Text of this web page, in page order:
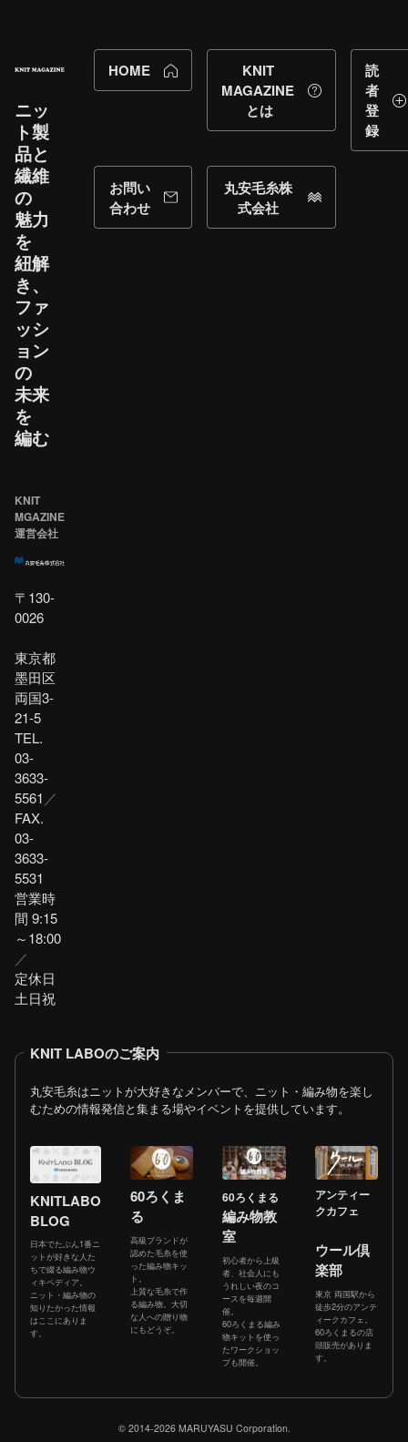
ニッ
ト製
品と​
繊維
の​
魅力
を​
紐解
き、​
ファ
ッシ
ョン
の​
未来
を​
編む
HOME
KNIT
MAGAZINE
とは
読
者
登
録
お問い
合わせ
丸安毛糸株
式会社
KNIT
MGAZINE
運営会社
〒130-
0026
東京都
墨田区
両国3-
21-5
TEL.
03-
3633-
5561 ／
FAX.
03-
3633-
5531
営業時
間 9:15
～18:00
／
定休日
土日祝
KNIT LABOのご案内
丸安毛糸はニットが大好きなメンバーで、ニット・編み物を楽し
むための情報発信と集まる場やイベントを提供しています。
KNITLABO
BLOG
日本でたぶん1番ニ
ットが好きな人た
ちで綴る編み物ウ
ィキペディア。
ニット・編み物の
知りたかった情報
はここにありま
す。
60ろくま
る
高級ブランドが
認めた毛糸を使
った編み物キッ
ト。
上質な毛糸で作
る編み物。大切
な人への贈り物
にもどうぞ。
60ろくまる
編み物教
室
初心者から上級
者、社会人にも
うれしい夜のコ
ースを毎週開
催。
60ろくまる編み
物キットを使っ
たワークショッ
プも開催。
アンティー
クカフェ
ウール倶
楽部
東京 両国駅から
徒歩2分のアンテ
ィークカフェ。
60ろくまるの店
頭販売がありま
す。
© 2014-2026 MARUYASU Corporation.